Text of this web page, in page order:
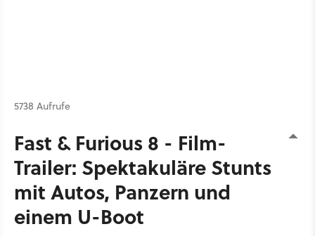
5738 Aufrufe
Fast & Furious 8 - Film-
Trailer: Spektakuläre Stunts
mit Autos, Panzern und
einem U-Boot